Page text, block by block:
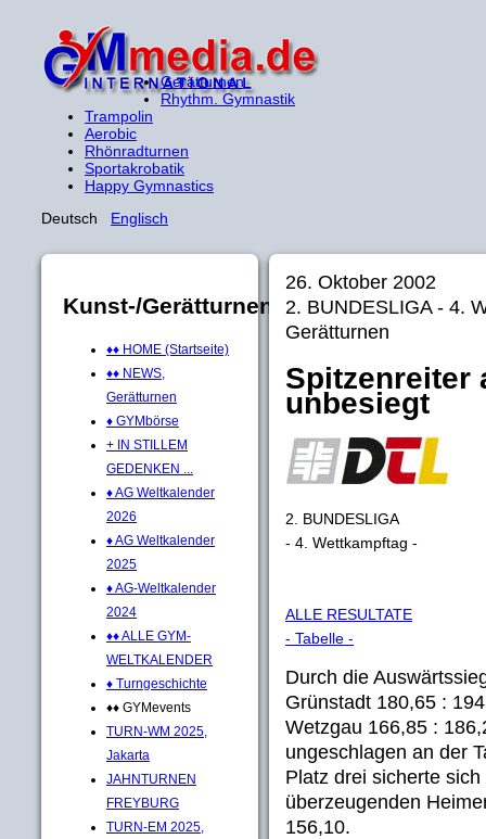
Gerätturnen
Rhythm. Gymnastik
Trampolin
Aerobic
Rhönradturnen
Sportakrobatik
Happy Gymnastics
Deutsch Englisch
Kunst-/Gerätturnen
♦♦ HOME (Startseite)
♦♦ NEWS,
Gerätturnen
♦ GYMbörse
+ IN STILLEM
GEDENKEN ...
♦ AG Weltkalender
2026
♦ AG Weltkalender
2025
♦ AG-Weltkalender
2024
♦♦ ALLE GYM-
WELTKALENDER
♦ Turngeschichte
♦♦ GYMevents
TURN-WM 2025,
Jakarta
JAHNTURNEN
FREYBURG
TURN-EM 2025,
26. Oktober 2002
2. BUNDESLIGA - 4.
Gerätturnen
Spitzenreiter
unbesiegt
2. BUNDESLIGA
- 4. Wettkampftag -
ALLE RESULTATE
- Tabelle -
Durch die
Grünstadt 180,65 :
Wetzgau 166,85 :
ungeschlagen an der
Platz drei sicherte
überzeugenden
156,10.